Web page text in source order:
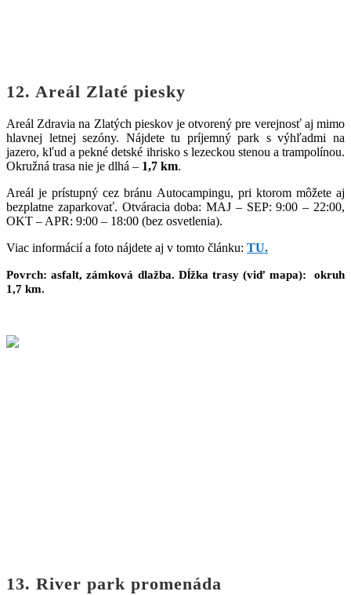
12. Areál Zlaté piesky
Areál Zdravia na Zlatých pieskov je otvorený pre verejnosť aj mimo
hlavnej letnej sezóny. Nájdete tu príjemný park s výhľadmi na
jazero, kľud a pekné detské ihrisko s lezeckou stenou a trampolínou.
Okružná trasa nie je dlhá – 1,7 km.
Areál je prístupný cez bránu Autocampingu, pri ktorom môžete aj
bezplatne zaparkovať. Otváracia doba: MAJ – SEP: 9:00 – 22:00,
OKT – APR: 9:00 – 18:00 (bez osvetlenia).
Viac informácií a foto nájdete aj v tomto článku: TU.
Povrch: asfalt, zámková dlažba. Dĺžka trasy (viď mapa): okruh
1,7 km.
13. River park promenáda